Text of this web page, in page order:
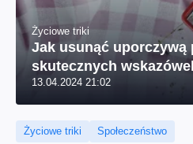
Życiowe triki
Jak usunąć uporczywą
skutecznych
13.04.2024 21:02
Życiowe triki Społeczeństwo